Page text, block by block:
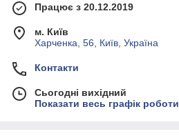
Працює з 20.12.2019
м. Київ
Харченка, 56, Київ, Україна
Контакти
Сьогодні вихідний
Показати весь графік роботи